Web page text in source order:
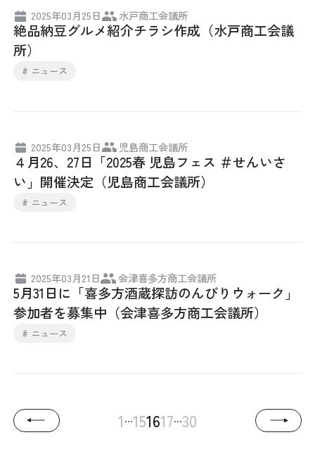
2025年03月25日 水戸商工会議所
絶品納豆グルメ紹介チラシ作成（水戸商工会議
所）
# ニュース
2025年03月25日 児島商工会議所
４月26、27日「2025春 児島フェス ＃せんいさ
い」開催決定（児島商工会議所）
# ニュース
2025年03月21日 会津喜多方商工会議所
5月31日に「喜多方酒蔵探訪のんびりウォーク」
参加者を募集中（会津喜多方商工会議所）
# ニュース
1...151617...30